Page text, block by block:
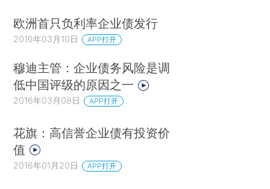
欧洲首只负利率企业债发行
2016年03月10日 APP打开
穆迪主管：企业债务风险是调
低中国评级的原因之一
2016年03月08日 APP打开
花旗：高信誉企业债有投资价
值
2016年01月20日 APP打开